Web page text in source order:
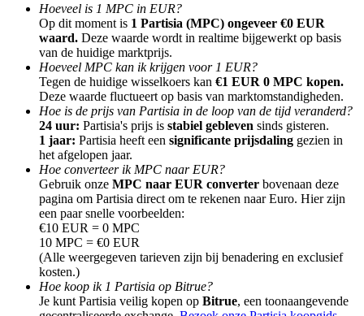
Doorverwijzing
Nodig een vriend uit om contante beloningen te ontvangen
BTC Welcome Rewards
Hoeveel is 1 MPC in EUR?
Op dit moment is 1 Partisia (MPC) ongeveer €0 EUR
waard. Deze waarde wordt in realtime bijgewerkt op basis
van de huidige marktprijs.
Hoeveel MPC kan ik krijgen voor 1 EUR?
Tegen de huidige wisselkoers kan €1 EUR 0 MPC kopen.
Deze waarde fluctueert op basis van marktomstandigheden.
Hoe is de prijs van Partisia in de loop van de tijd veranderd?
24 uur: Partisia's prijs is stabiel gebleven sinds gisteren.
1 jaar: Partisia heeft een significante prijsdaling gezien in
het afgelopen jaar.
Hoe converteer ik MPC naar EUR?
Gebruik onze MPC naar EUR converter bovenaan deze
pagina om Partisia direct om te rekenen naar Euro. Hier zijn
een paar snelle voorbeelden:
€10 EUR = 0 MPC
10 MPC = €0 EUR
(Alle weergegeven tarieven zijn bij benadering en exclusief
kosten.)
Hoe koop ik 1 Partisia op Bitrue?
Je kunt Partisia veilig kopen op Bitrue, een toonaangevende